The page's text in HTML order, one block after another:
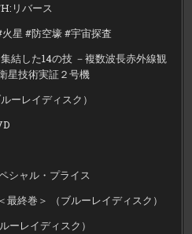
リバース
星 #防空壕 #宇宙探査
結した14の技 －複数波長赤外線観
星技術実証２号機
ーレイディスク）
シャル・プライス
終巻＞ （ブルーレイディスク）
ーレイディスク）